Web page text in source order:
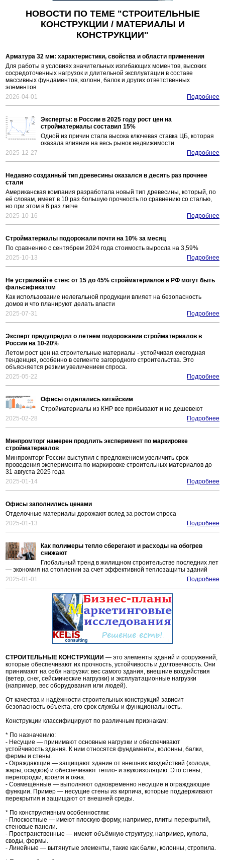
НОВОСТИ ПО ТЕМЕ "СТРОИТЕЛЬНЫЕ
КОНСТРУКЦИИ / МАТЕРИАЛЫ И
КОНСТРУКЦИИ"
Арматура 32 мм: характеристики, свойства и области применения
Для работы в условиях значительных изгибающих моментов, высоких
сосредоточенных нагрузок и длительной эксплуатации в составе
массивных фундаментов, колонн, балок и других ответственных
элементов
2026-04-01
Подробнее
Эксперты: в России в 2025 году рост цен на
стройматериалы составил 15%
Одной из причин стала высока ключевая ставка ЦБ, которая
оказала влияние на весь рынок недвижимости
2025-12-27
Подробнее
Недавно созданный тип древесины оказался в десять раз прочнее
стали
Американская компания разработала новый тип древесины, который, по
её словам, имеет в 10 раз большую прочность по сравнению со сталью,
но при этом в 6 раз легче
2025-10-16
Подробнее
Стройматериалы подорожали почти на 10% за месяц
По сравнению с сентябрем 2024 года стоимость выросла на 3,59%
2025-10-13
Подробнее
Не устраивайте стен: от 15 до 45% стройматериалов в РФ могут быть
фальсификатом
Как использование нелегальной продукции влияет на безопасность
домов и что планируют делать власти
2025-07-31
Подробнее
Эксперт предупредил о летнем подорожании стройматериалов в
России на 10-20%
Летом рост цен на строительные материалы - устойчивая ежегодная
тенденция, особенно в сегменте загородного строительства. Это
объясняется резким увеличением спроса.
2025-05-22
Подробнее
Офисы отделались китайским
Стройматериалы из КНР все прибывают и не дешевеют
2025-02-28
Подробнее
Минпромторг намерен продлить эксперимент по маркировке
стройматериалов
Минпромторг России выступил с предложением увеличить срок
проведения эксперимента по маркировке строительных материалов до
31 августа 2025 года
2025-01-14
Подробнее
Офисы заполнились ценами
Отделочные материалы дорожают вслед за ростом спроса
2025-01-13
Подробнее
Как полимеры тепло сберегают и расходы на обогрев
снижают
Глобальный тренд в жилищном строительстве последних лет
— экономия на отоплении за счет эффективной теплозащиты зданий
2025-01-01
Подробнее
СТРОИТЕЛЬНЫЕ КОНСТРУКЦИИ — это элементы зданий и сооружений,
которые обеспечивают их прочность, устойчивость и долговечность. Они
принимают на себя нагрузки: вес самого здания, внешние воздействия
(ветер, снег, сейсмические нагрузки) и эксплуатационные нагрузки
(например, вес оборудования или людей).
От качества и надёжности строительных конструкций зависит
безопасность объекта, его срок службы и функциональность.
Конструкции классифицируют по различным признакам:
* По назначению:
- Несущие — принимают основные нагрузки и обеспечивают
устойчивость здания. К ним относятся фундаменты, колонны, балки,
фермы и стены.
- Ограждающие — защищают здание от внешних воздействий (холода,
жары, осадков) и обеспечивают тепло- и звукоизоляцию. Это стены,
перегородки, кровля и окна.
- Совмещённые — выполняют одновременно несущие и ограждающие
функции. Пример — несущие стены из кирпича, которые поддерживают
перекрытия и защищают от внешней среды.
* По конструктивным особенностям:
- Плоскостные — имеют плоскую форму, например, плиты перекрытий,
стеновые панели.
- Пространственные — имеют объёмную структуру, например, купола,
своды, фермы.
- Линейные — вытянутые элементы, такие как балки, колонны, стропила.